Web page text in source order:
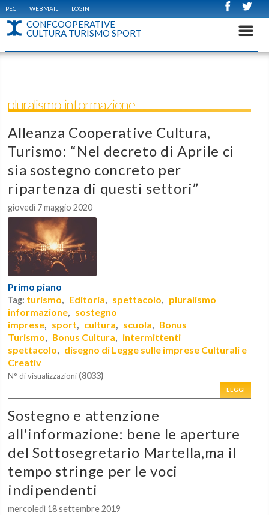
PEC WEBMAIL LOGIN
CONFCOOPERATIVE
CULTURA TURISMO SPORT
pluralismo informazione
Alleanza Cooperative Cultura,
Turismo: “Nel decreto di Aprile ci
sia sostegno concreto per
ripartenza di questi settori”
giovedì 7 maggio 2020
Primo piano
Tag: turismo, Editoria, spettacolo, pluralismo
informazione, sostegno
imprese, sport, cultura, scuola, Bonus
Turismo, Bonus Cultura, intermittenti
spettacolo, disegno di Legge sulle imprese Culturali e
Creativ
N° di visualizzazioni (8033)
LEGGI
Sostegno e attenzione
all'informazione: bene le aperture
del Sottosegretario Martella,ma il
tempo stringe per le voci
indipendenti
mercoledì 18 settembre 2019